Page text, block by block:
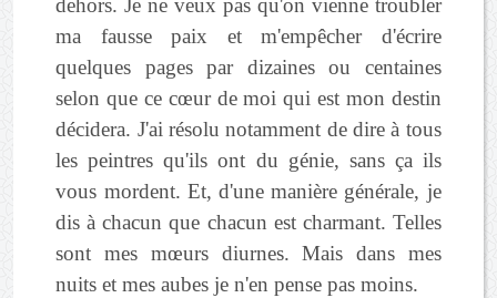
dehors. Je ne veux pas qu'on vienne troubler
ma fausse paix et m'empêcher d'écrire
quelques pages par dizaines ou centaines
selon que ce cœur de moi qui est mon destin
décidera. J'ai résolu notamment de dire à tous
les peintres qu'ils ont du génie, sans ça ils
vous mordent. Et, d'une manière générale, je
dis à chacun que chacun est charmant. Telles
sont mes mœurs diurnes. Mais dans mes
nuits et mes aubes je n'en pense pas moins.